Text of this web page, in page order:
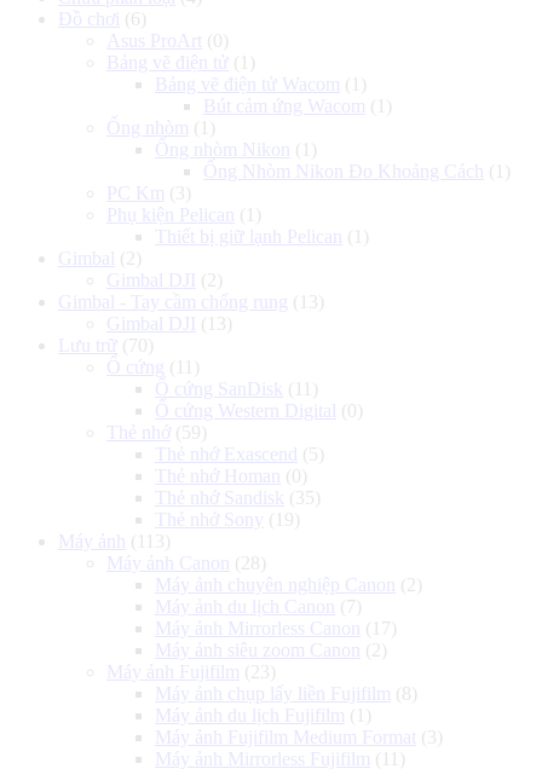
Đồ chơi (6)
Asus ProArt (0)
Bảng vẽ điện tử (1)
Bảng vẽ điện tử Wacom (1)
Bút cảm ứng Wacom (1)
Ống nhòm (1)
Ống nhòm Nikon
(1)
Ống Nhòm Nikon Đo Khoảng Cách
(1)
PC Km (3)
Phụ kiện Pelican
(1)
Thiết bị giữ lạnh Pelican
(1)
Gimbal (2)
Gimbal DJI (2)
Gimbal - Tay cầm chống rung (13)
Gimbal DJI (13)
Lưu trữ (70)
Ổ cứng (11)
Ổ cứng SanDisk (11)
Ổ cứng Western Digital (0)
Thẻ nhớ (59)
Thẻ nhớ Exascend
(5)
Thẻ nhớ Homan
(0)
Thẻ nhớ Sandisk (35)
Thẻ nhớ Sony (19)
Máy ảnh
(113)
Máy ảnh Canon
(28)
Máy ảnh chuyên nghiệp Canon
(2)
Máy ảnh du lịch Canon
(7)
Máy ảnh Mirrorless Canon
(17)
Máy ảnh siêu zoom Canon
(2)
Máy ảnh Fujifilm (23)
Máy ảnh chụp lấy liền Fujifilm (8)
Máy ảnh du lịch Fujifilm (1)
Máy ảnh Fujifilm Medium Format (3)
Máy ảnh Mirrorless Fujifilm (11)